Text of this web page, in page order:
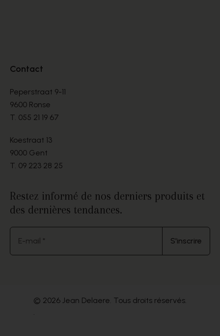
Contact
Peperstraat 9-11
9600 Ronse
T. 055 21 19 67
Koestraat 13
9000 Gent
T. 09 223 28 25
Restez informé de nos derniers produits et
des dernières tendances.
E-mail * S'inscrire
© 2026 Jean Delaere. Tous droits réservés.
.